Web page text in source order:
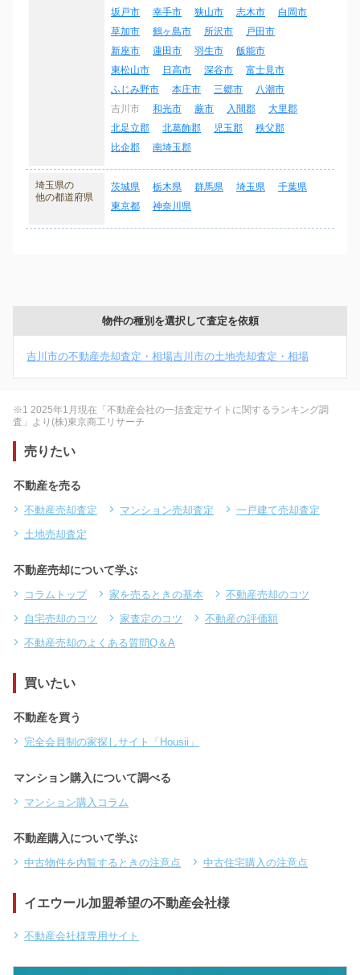
坂戸市
幸手市 狭山市 志木市
白岡市
草加市
鶴ヶ島市 所沢市
戸田市
新座市
蓮田市 羽生市
飯能市
東松山市
日高市 深谷市
富士見市
ふじみ野市
本庄市 三郷市
八潮市
吉川市
和光市 蕨市 入間郡
大里郡
北足立郡
北葛飾郡 児玉郡
秩父郡
比企郡
南埼玉郡
埼玉県の
他の都道府県
茨城県 栃木県 群馬県 埼玉県
千葉県
東京都
神奈川県
物件の種別を選択して査定を依頼
吉川市の不動産売却査定・相場吉川市の土地売却査定・相場
※1 2025年1月現在「不動産会社の一括査定サイトに関するランキング調
査」より(株)東京商工リサーチ
売りたい
不動産を売る
不動産売却査定 マンション売却査定
一戸建て売却査定
土地売却査定
不動産売却について学ぶ
コラムトップ 家を売るときの基本
不動産売却のコツ
自宅売却のコツ
家査定のコツ
不動産の評価額
不動産売却のよくある質問Q＆A
買いたい
不動産を買う
完全会員制の家探しサイト「Housii」
マンション購入について調べる
マンション購入コラム
不動産購入について学ぶ
中古物件を内覧するときの注意点 中古住宅購入の注意点
イエウール加盟希望の不動産会社様
不動産会社様専用サイト